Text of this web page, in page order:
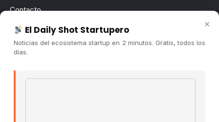
Contacto
Publicidad
Convocatorias
×
El Daily Shot Startupero
Noticias del ecosistema startup en 2 minutos. Gratis, todos los
días.